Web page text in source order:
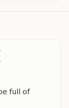
full of